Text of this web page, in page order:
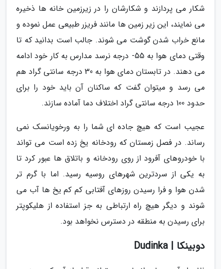
شکار می پردازند و شکارشان را در زیرزمین خانه ها ذخیره
می نمایند، این زیر زمین ها مانند فریزر طبیعی عمل نموده و
مانع خراب شدن گوشت می شوند. جالب است بدانید که تا
وقتی دمای هوا به 55- درجه نرسد مدارس به کار خود ادامه
می دهند. در تابستان دمای هوا به 30 درجه سانتی گراد هم
می رسد و میتوان گفت که ساکنان آن باید خود را برای
حدود 100 درجه سانتی گراد اختلاف دما آماده سازند.
عجیب است که هیچ جاده ای شما را به ورخویانسک نمی
رساند. در فصل زمستان که رودخانه یخ زده است می تواند
با خودروهای آفرود از روی رودخانه و باتلاق ها عبور کرد تا
به یکی از سردترین شهرهای روسیه رسید. اما با گرم تر
شدن هوا و فرا رسیدن روزهای آفتابی کم کم یخ ها آب می
شوند و دیگر هیچ راه ارتباطی به جز استفاده از هلیکوپتر
برای رسیدن به منطقه در دسترس نخواهد بود.
دوبینکا | Dudinka